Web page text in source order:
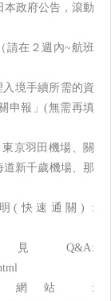
政府公告，滾動
請在２週內~航班
入境手續所需的資
申報」(無需再填
京羽田機場、關
新千歲機場、那
明(快速通關) :
見Q&A:
入網站 :